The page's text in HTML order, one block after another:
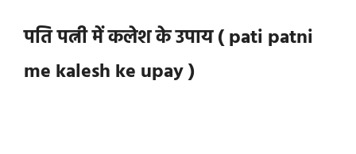
पति पत्नी में कलेश के उपाय ( pati patni
me kalesh ke upay )